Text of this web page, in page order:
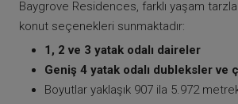
Baygrove Residences, farklı yaşam
konut seçenekleri sunmaktadır:
1, 2 ve 3 yatak odalı daireler
Geniş 4 yatak odalı dubleksler ve
Boyutlar yaklaşık 907 ila 5.972